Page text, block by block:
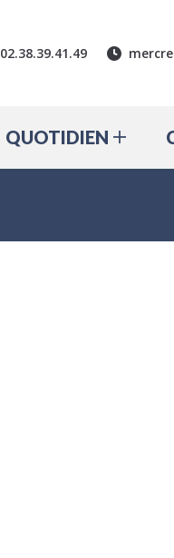
02.38.39.41.49
QUOTIDIEN